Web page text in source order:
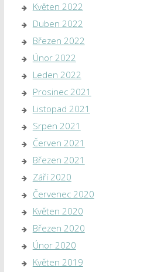
Květen 2022
Duben 2022
Březen 2022
Únor 2022
Leden 2022
Prosinec 2021
Listopad 2021
Srpen 2021
Červen 2021
Březen 2021
Září 2020
Červenec 2020
Květen 2020
Březen 2020
Únor 2020
Květen 2019